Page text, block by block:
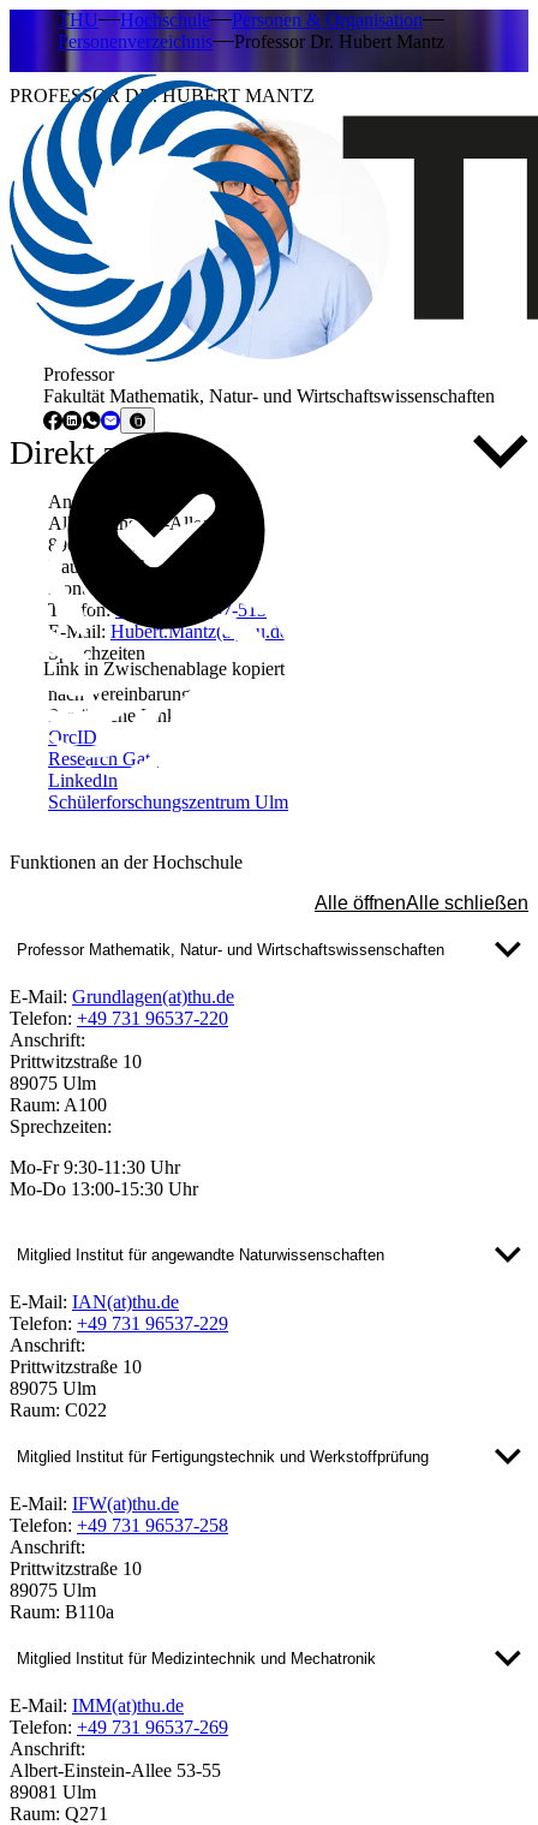
THU Hochschule
Personen & Organisation
Personenverzeichnis
Professor Dr. Hubert Mantz
PROFESSOR DR. HUBERT MANTZ
Professor
Fakultät Mathematik, Natur- und Wirtschaftswissenschaften
Link in Zwischenablage kopiert
Direkt zu ...
Anschrift
Albert-Einstein-Allee 53-55
89081 Ulm
Raum: Q233
Kontakt
Telefon:+49 731 96537-513
E-Mail: Hubert.Mantz(at)thu.de
Sprechzeiten
nach Vereinbarung
Persönliche Links
OrcID
Research Gate
LinkedIn
Schülerforschungszentrum Ulm
Funktionen an der Hochschule
Alle öffnenAlle schließen
Professor Mathematik, Natur- und Wirtschaftswissenschaften
E-Mail: Grundlagen(at)thu.de
Telefon: +49 731 96537-220
Anschrift:
Prittwitzstraße 10
89075 Ulm
Raum: A100
Sprechzeiten:
Mo-Fr 9:30-11:30 Uhr
Mo-Do 13:00-15:30 Uhr
Mitglied Institut für angewandte Naturwissenschaften
E-Mail: IAN(at)thu.de
Telefon: +49 731 96537-229
Anschrift:
Prittwitzstraße 10
89075 Ulm
Raum: C022
Mitglied Institut für Fertigungstechnik und Werkstoffprüfung
E-Mail: IFW(at)thu.de
Telefon: +49 731 96537-258
Anschrift:
Prittwitzstraße 10
89075 Ulm
Raum: B110a
Mitglied Institut für Medizintechnik und Mechatronik
E-Mail: IMM(at)thu.de
Telefon: +49 731 96537-269
Anschrift:
Albert-Einstein-Allee 53-55
89081 Ulm
Raum: Q271